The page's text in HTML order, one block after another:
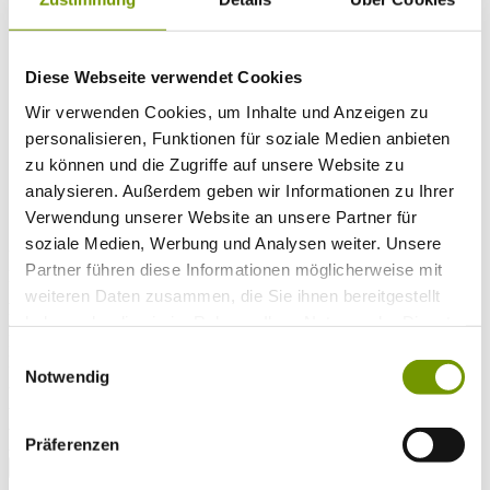
Diese Webseite verwendet Cookies
Wir verwenden Cookies, um Inhalte und Anzeigen zu
personalisieren, Funktionen für soziale Medien anbieten
zu können und die Zugriffe auf unsere Website zu
analysieren. Außerdem geben wir Informationen zu Ihrer
Verwendung unserer Website an unsere Partner für
soziale Medien, Werbung und Analysen weiter. Unsere
Partner führen diese Informationen möglicherweise mit
weiteren Daten zusammen, die Sie ihnen bereitgestellt
Notwendig
Präferenzen
Wetter & Webcams
Öffnungszeiten
Prospektbestellung
Presse
Social Media
Bitte wählen Sie einen Ort
Anreise*
Alter Kind 1
Alter Kind 4